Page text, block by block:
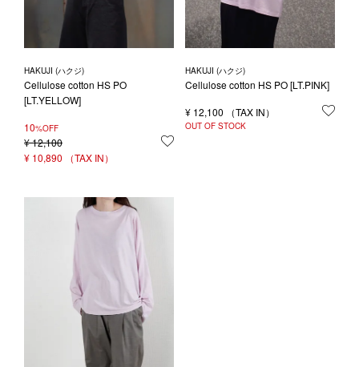
HAKUJI (ハクジ)
Cellulose cotton HS PO
[LT.YELLOW]
10%OFF
¥12,100
¥ 10,890
HAKUJI (ハクジ)
Cellulose cotton HS PO [LT.PINK]
¥ 12,100
OUT OF STOCK